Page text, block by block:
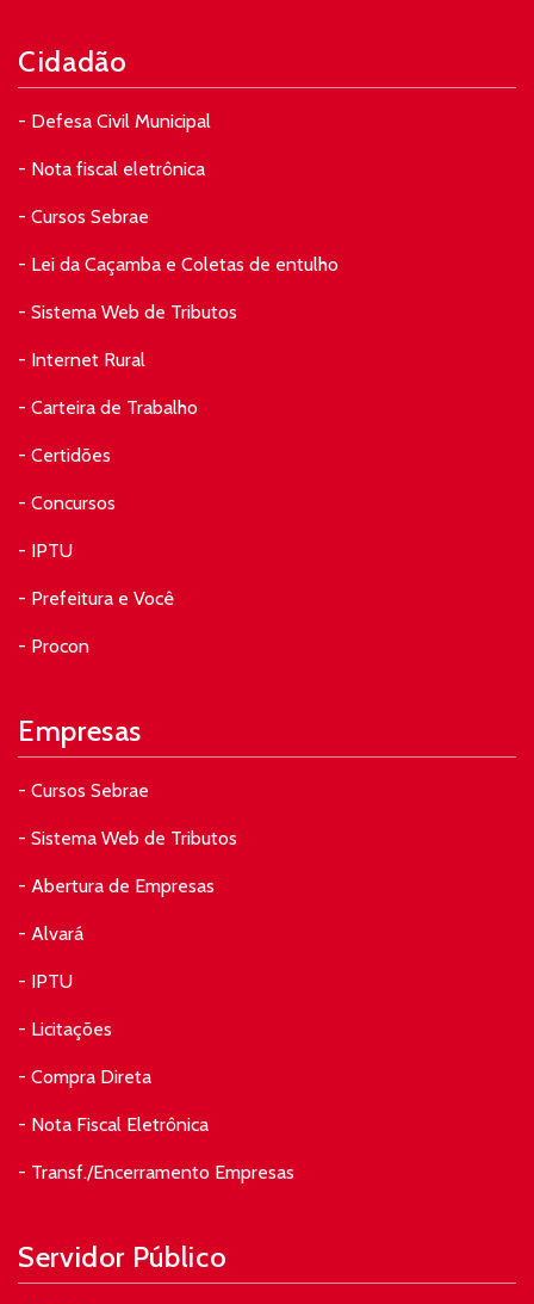
Cidadão
- Defesa Civil Municipal
- Nota fiscal eletrônica
- Cursos Sebrae
- Lei da Caçamba e Coletas de entulho
- Sistema Web de Tributos
- Internet Rural
- Carteira de Trabalho
- Certidões
- Concursos
- IPTU
- Prefeitura e Você
- Procon
Empresas
- Cursos Sebrae
- Sistema Web de Tributos
- Abertura de Empresas
- Alvará
- IPTU
- Licitações
- Compra Direta
- Nota Fiscal Eletrônica
- Transf./Encerramento Empresas
Servidor Público